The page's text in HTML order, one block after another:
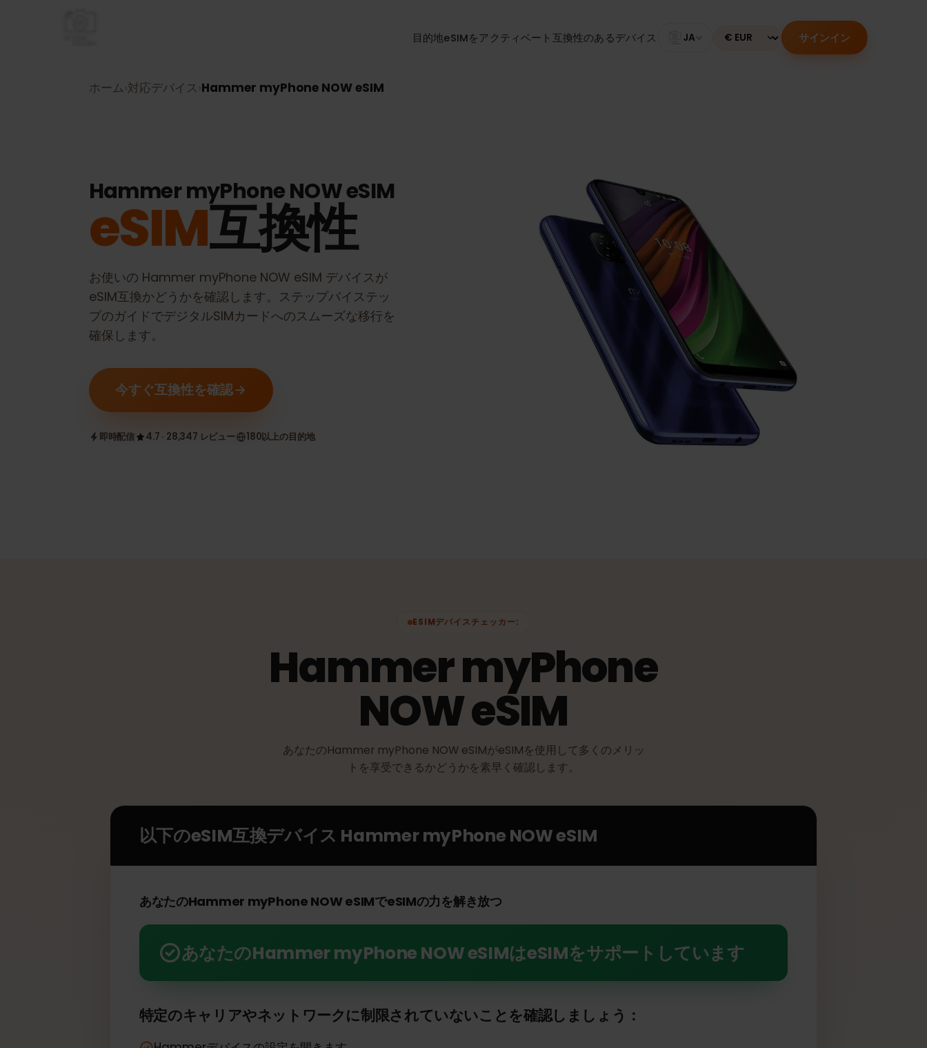
目的地eSIMをアクティベート互換性のあるデバイス JA Currency サインイン
ホーム›対応デバイス›Hammer myPhone NOW eSIM
Hammer myPhone NOW eSIM
eSIM互換性
お使いの Hammer myPhone NOW eSIM デバイスが
eSIM互換かどうかを確認します。ステップバイステッ
プのガイドでデジタルSIMカードへのスムーズな移行を
今すぐ互換性を確認
ESIMデバイスチェッカー:
Hammer myPhone
NOW eSIM
トを享受できるかどうかを素早く確認します。
あなたのHammer myPhone NOW eSIMでeSIMの力を解き放つ
あなたのHammer myPhone NOW eSIMはeSIMをサポートしています